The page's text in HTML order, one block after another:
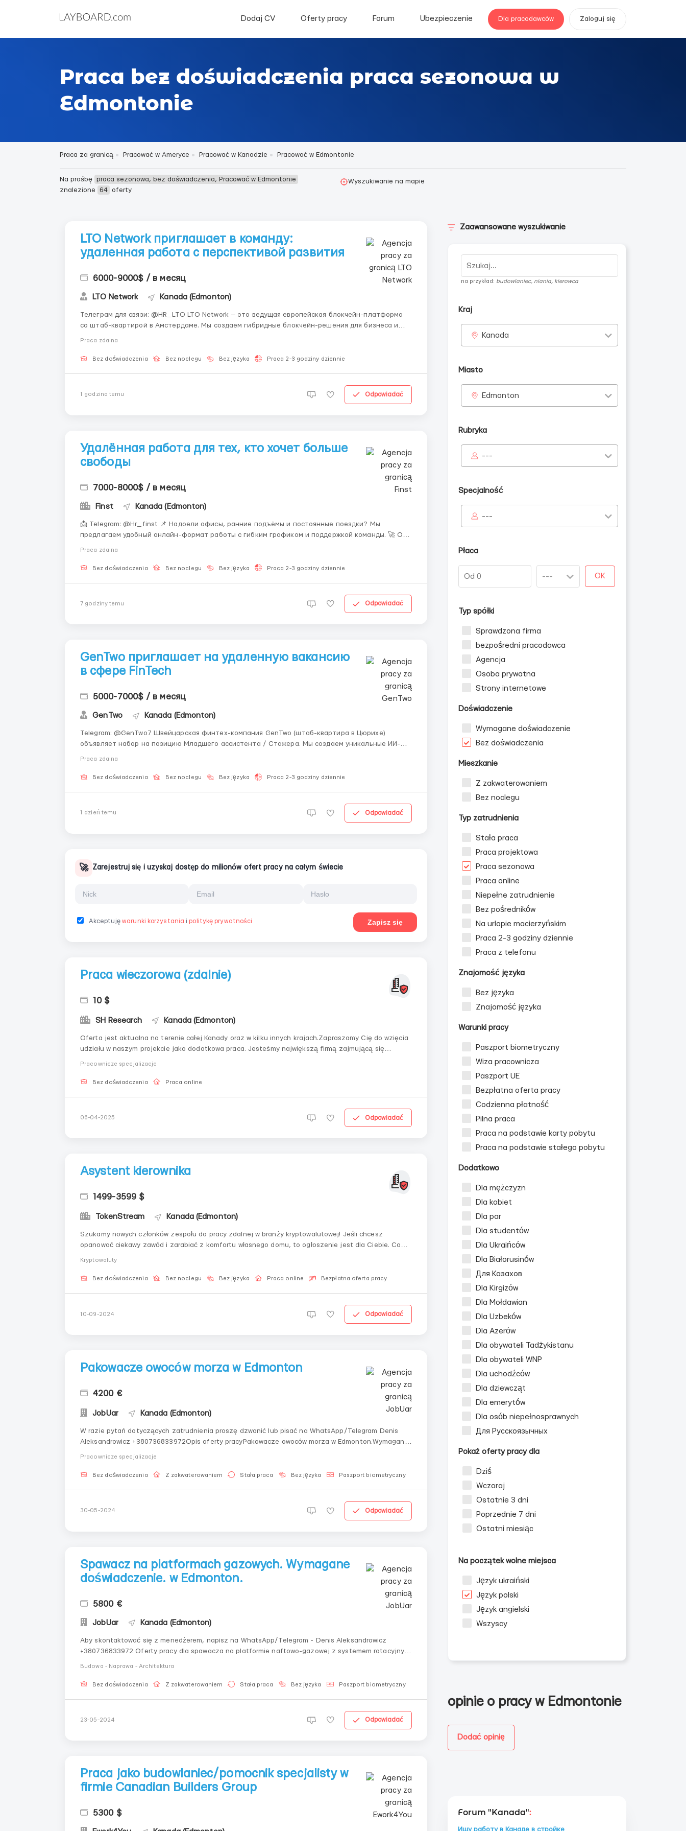
Dodaj CV Oferty pracy Forum Ubezpieczenie Dla pracodawców Zaloguj się
Praca bez doświadczenia praca sezonowa w
Edmontonie
Praca za granicą Pracować w Ameryce Pracować w Kanadzie Pracować w Edmontonie
Na prośbę praca sezonowa, bez doświadczenia, Pracować w Edmontonie
znalezione
64 oferty
Wyszukiwanie na mapie
LTO Network приглашает в команду:
удаленная работа с перспективой развития
6000-9000$ / в месяц
LTO Network Kanada (Edmonton)
Телеграм для связи: @HR_LTO LTO Network — это ведущая европейская блокчейн-платформа
со штаб-квартирой в Амстердаме. Мы создаем гибридные блокчейн-решения для бизнеса и
Praca zdalna
Bez doświadczenia Bez noclegu Bez języka Praca 2-3 godziny dziennie
1 godzina temu Odpowiadać
Удалённая работа для тех, кто хочет больше
свободы
7000-8000$ / в месяц
Finst Kanada (Edmonton)
📩 Telegram: @Hr_finst 📌 Надоели офисы, ранние подъёмы и постоянные поездки? Мы
предлагаем удобный онлайн-формат работы с гибким графиком и поддержкой команды. 🚀 О
Praca zdalna
Bez doświadczenia Bez noclegu Bez języka Praca 2-3 godziny dziennie
7 godziny temu Odpowiadać
GenTwo приглашает на удаленную вакансию
в сфере FinTech
5000-7000$ / в месяц
GenTwo Kanada (Edmonton)
Telegram: @GenTwo7 Швейцарская финтех-компания GenTwo (штаб-квартира в Цюрихе)
объявляет набор на позицию Младшего ассистента / Стажера. Мы создаем уникальные ИИ-
Praca zdalna
Bez doświadczenia Bez noclegu Bez języka Praca 2-3 godziny dziennie
1 dzień temu Odpowiadać
🚀 Zarejestruj się i uzyskaj dostęp do milionów ofert pracy na całym świecie
Akceptujęwarunki korzystania i politykę prywatności Zapisz się
Praca wieczorowa (zdalnie)
10 $
SH Research Kanada (Edmonton)
Oferta jest aktualna na terenie całej Kanady oraz w kilku innych krajach.Zapraszamy Cię do wzięcia
udziału w naszym projekcie jako dodatkowa praca. Jesteśmy największą firmą zajmującą się
Pracownicze specjalizacje
Bez doświadczenia Praca online
06-04-2025 Odpowiadać
Asystent kierownika
1499-3599 $
TokenStream Kanada (Edmonton)
Szukamy nowych członków zespołu do pracy zdalnej w branży kryptowalutowej! Jeśli chcesz
opanować ciekawy zawód i zarabiać z komfortu własnego domu, to ogłoszenie jest dla Ciebie. Co
Kryptowaluty
Bez doświadczenia Bez noclegu Bez języka Praca online Bezpłatna oferta pracy
10-09-2024 Odpowiadać
Pakowacze owoców morza w Edmonton
4200 €
JobUar Kanada (Edmonton)
W razie pytań dotyczących zatrudnienia proszę dzwonić lub pisać na WhatsApp/Telegram Denis
Aleksandrowicz +380736833972Opis oferty pracyPakowacze owoców morza w Edmonton.Wymagania:
Pracownicze specjalizacje
Bez doświadczenia Z zakwaterowaniem Stała praca Bez języka Paszport biometryczny
30-05-2024 Odpowiadać
Spawacz na platformach gazowych. Wymagane
doświadczenie. w Edmonton.
5800 €
JobUar Kanada (Edmonton)
Aby skontaktować się z menedżerem, napisz na WhatsApp/Telegram - Denis Aleksandrowicz
+380736833972 Oferty pracy dla spawacza na platformie naftowo-gazowej z systemem rotacyjnym
Budowa - Naprawa - Architektura
Bez doświadczenia Z zakwaterowaniem Stała praca Bez języka Paszport biometryczny
23-05-2024 Odpowiadać
Praca jako budowlaniec/pomocnik specjalisty w
firmie Canadian Builders Group
5300 $
Zaawansowane wyszukiwanie
na przykład: budowlaniec, niania, kierowca
Kraj
Kanada
Miasto
Edmonton
Rubryka
---
Specjalność
---
Płaca
OK
Typ spółki
Sprawdzona firma
bezpośredni pracodawca
Agencja
Osoba prywatna
Strony internetowe
Doświadczenie
Wymagane doświadczenie
Bez doświadczenia
Mieszkanie
Z zakwaterowaniem
Bez noclegu
Typ zatrudnienia
Stała praca
Praca projektowa
Praca sezonowa
Praca online
Niepełne zatrudnienie
Bez pośredników
Na urlopie macierzyńskim
Praca 2-3 godziny dziennie
Praca z telefonu
Znajomość języka
Bez języka
Znajomość języka
Warunki pracy
Paszport biometryczny
Wiza pracownicza
Paszport UE
Bezpłatna oferta pracy
Codzienna płatność
Pilna praca
Praca na podstawie karty pobytu
Praca na podstawie stałego pobytu
Dodatkowo
Dla mężczyzn
Dla kobiet
Dla par
Dla studentów
Dla Ukraińców
Dla Białorusinów
Для Казахов
Dla Kirgizów
Dla Mołdawian
Dla Uzbeków
Dla Azerów
Dla obywateli Tadżykistanu
Dla obywateli WNP
Dla uchodźców
Dla dziewcząt
Dla emerytów
Dla osób niepełnosprawnych
Для Русскоязычных
Pokaż oferty pracy dla
Dziś
Wczoraj
Ostatnie 3 dni
Poprzednie 7 dni
Ostatni miesiąc
Na początek wolne miejsca
Język ukraiński
Język polski
Język angielski
Wszyscy
opinie o pracy w Edmontonie
Dodać opinię
Forum "Kanada":
Ищу работу в Канаде в стройке